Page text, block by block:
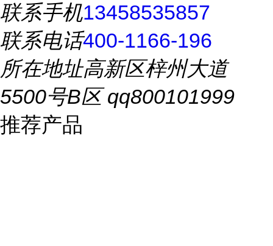
联系手机13458535857
联系电话400-1166-196
所在地址高新区梓州大道
5500号B区 qq800101999
推荐产品